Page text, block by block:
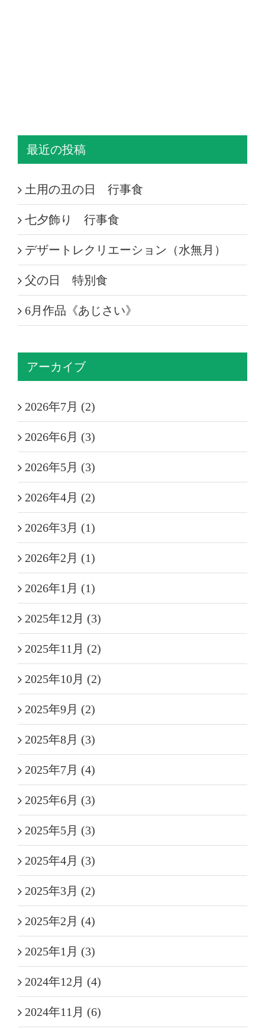
最近の投稿
土用の丑の日 行事食
七夕飾り 行事食
デザートレクリエーション（水無月）
父の日 特別食
6月作品《あじさい》
アーカイブ
2026年7月 (2)
2026年6月 (3)
2026年5月 (3)
2026年4月 (2)
2026年3月 (1)
2026年2月 (1)
2026年1月 (1)
2025年12月 (3)
2025年11月 (2)
2025年10月 (2)
2025年9月 (2)
2025年8月 (3)
2025年7月 (4)
2025年6月 (3)
2025年5月 (3)
2025年4月 (3)
2025年3月 (2)
2025年2月 (4)
2025年1月 (3)
2024年12月 (4)
2024年11月 (6)